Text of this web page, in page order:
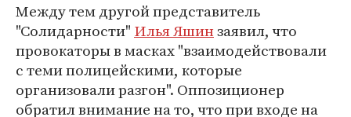
Между тем другой представитель
"Солидарности" Илья Яшинзаявил, что
провокаторы в масках "взаимодействовали
с теми полицейскими, которые
организовали разгон". Оппозиционер
обратил внимание на то, что при входе на